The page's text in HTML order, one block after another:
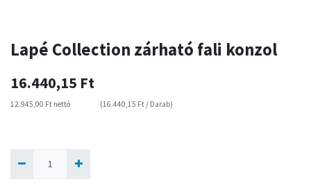
Lapé Collection zárható fali konzol
16.440,15 Ft
12.945,00 Ft nettó (16.440,15 Ft / Darab)